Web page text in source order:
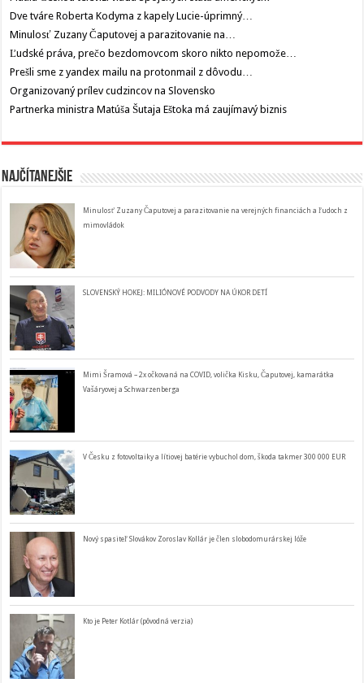
Dve tváre Roberta Kodyma z kapely Lucie-úprimný…
Minulosť Zuzany Čaputovej a parazitovanie na…
Ľudské práva, prečo bezdomovcom skoro nikto nepomože…
Prešli sme z yandex mailu na protonmail z dôvodu…
Organizovaný prílev cudzincov na Slovensko
Partnerka ministra Matúša Šutaja Eštoka má zaujímavý biznis
Najčítanejšie
Minulosť Zuzany Čaputovej a parazitovanie na verejných financiách a ľudoch z
mimovládok
SLOVENSKÝ HOKEJ: MILIÓNOVÉ PODVODY NA ÚKOR DETÍ
Mimi Šramová – 2x očkovaná na COVID, volička Kisku, Čaputovej, kamarátka
Vašáryovej a Schwarzenberga
V Česku z fotovoltaiky a lítiovej batérie vybuchol dom, škoda takmer 300 000 EUR
Nový spasiteľ Slovákov Zoroslav Kollár je člen slobodomurárskej lóže
Kto je Peter Kotlár (pôvodná verzia)